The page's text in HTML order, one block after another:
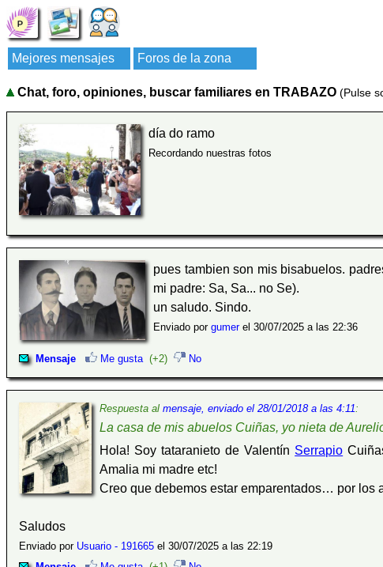
Mejores mensajes Foros de la zona
Chat, foro, opiniones, buscar familiares en TRABAZO (Pulse
día do ramo
Recordando nuestras fotos
pues tambien son mis bisabuelos.
mi padre: Sa, Sa... no Se).
un saludo. Sindo.
Enviado por gumerel 30/07/2025 a las 22:36
Mensaje Me gusta (+2) No
Respuesta al mensaje, enviado el 28/01/2018 a las 4:11:
La casa de mis abuelos Cuiñas, yo nieta de
Hola! Soy tataranieto de Valentín Serrapio
Amalia mi madre etc!
Creo que debemos estar emparentados… por los
Saludos
Enviado por Usuario - 191665 el 30/07/2025 a las 22:19